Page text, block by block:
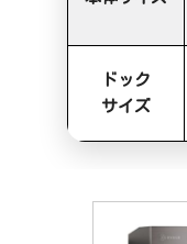
ドック
サイズ